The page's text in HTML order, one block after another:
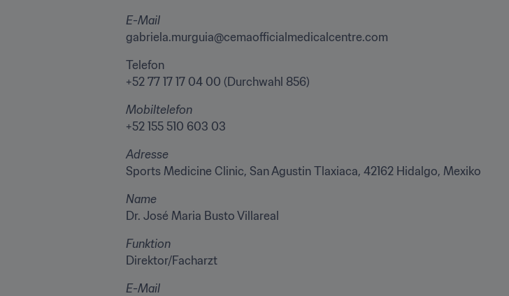
E-Mail
gabriela.murguia@cemaofficialmedicalcentre.com
Telefon
+52 77 17 17 04 00 (Durchwahl 856)
Mobiltelefon
+52 155 510 603 03
Adresse
Sports Medicine Clinic, San Agustin Tlaxiaca, 42162 Hidalgo, Mexiko
Name
Dr. José Maria Busto Villareal
Funktion
Direktor/Facharzt
E-Mail